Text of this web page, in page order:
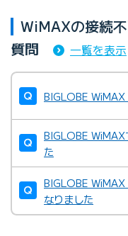
WiMAXの接続
質問
一覧を表示
BIGLOBE
BIGLOBE WiMAX
た
BIGLOBE
なりました